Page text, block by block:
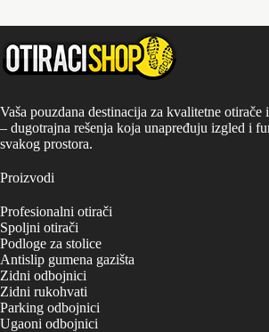
Vaša pouzdana destinacija za kvalitetne
– dugotrajna rešenja koja unapređuju izgled i
svakog prostora.
Proizvodi
Profesionalni otirači
Spoljni otirači
Podloge za stolice
Antislip gumena gazišta
Zidni odbojnici
Zidni rukohvati
Parking odbojnici
Ugaoni odbojnici